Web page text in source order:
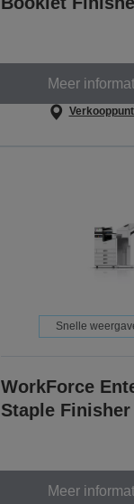
Meer
Snelle
WorkForce
Staple Finisher
Meer